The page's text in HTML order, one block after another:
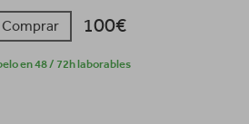
Comprar 100€
en 48 / 72h laborables